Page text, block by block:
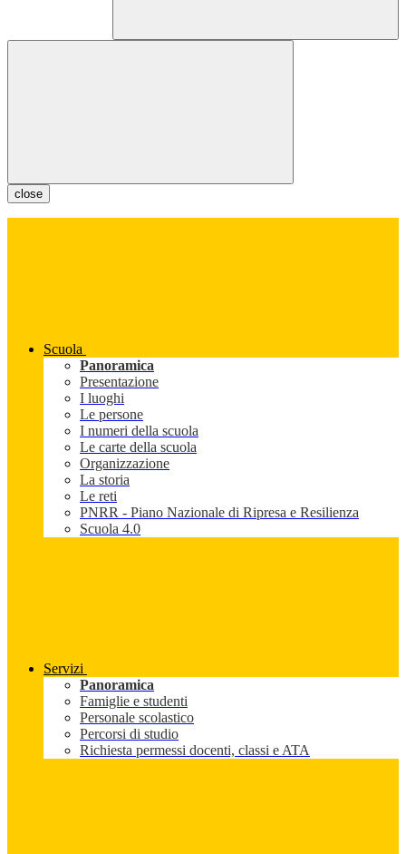
close
Scuola
Panoramica
Presentazione
I luoghi
Le persone
I numeri della scuola
Le carte della scuola
Organizzazione
La storia
Le reti
PNRR - Piano Nazionale di Ripresa e Resilienza
Scuola 4.0
Servizi
Panoramica
Famiglie e studenti
Personale scolastico
Percorsi di studio
Richiesta permessi docenti, classi e ATA